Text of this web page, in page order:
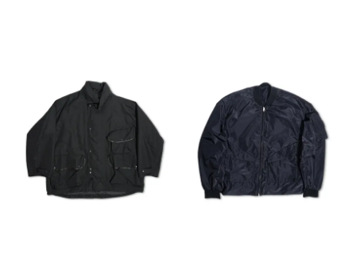
OFFICIAL WEB SITE
ACCOUNT MENU
ようこそ ゲスト 様